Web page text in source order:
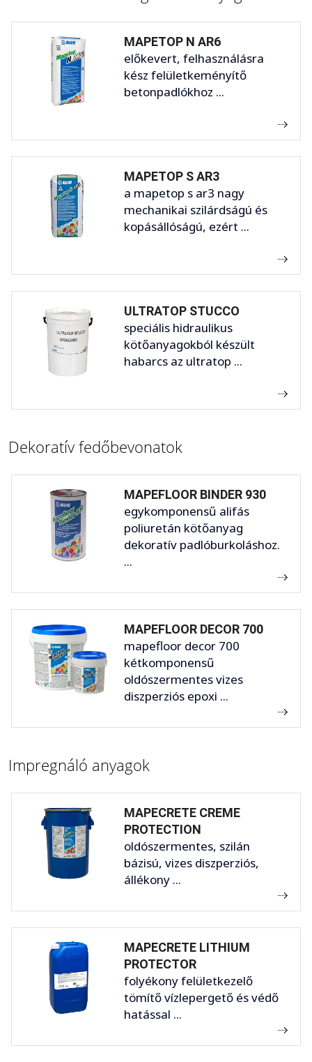
MAPETOP N AR6
előkevert, felhasználásra
kész felületkeményítő
betonpadlókhoz ...
MAPETOP S AR3
a mapetop s ar3 nagy
mechanikai szilárdságú és
kopásállóságú, ezért ...
ULTRATOP STUCCO
speciális hidraulikus
kötőanyagokból készült
habarcs az ultratop ...
Dekoratív fedőbevonatok
MAPEFLOOR BINDER 930
egykomponensű alifás
poliuretán kötőanyag
dekoratív padlóburkoláshoz.
...
MAPEFLOOR DECOR 700
mapefloor decor 700
kétkomponensű
oldószermentes vizes
diszperziós epoxi ...
Impregnáló anyagok
MAPECRETE CREME
PROTECTION
oldószermentes, szilán
bázisú, vizes diszperziós,
állékony ...
MAPECRETE LITHIUM
PROTECTOR
folyékony felületkezelő
tömítő vízlepergető és védő
hatással ...